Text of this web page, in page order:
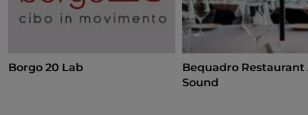
Borgo 20 Lab
Bequadro Restaurant
Sound